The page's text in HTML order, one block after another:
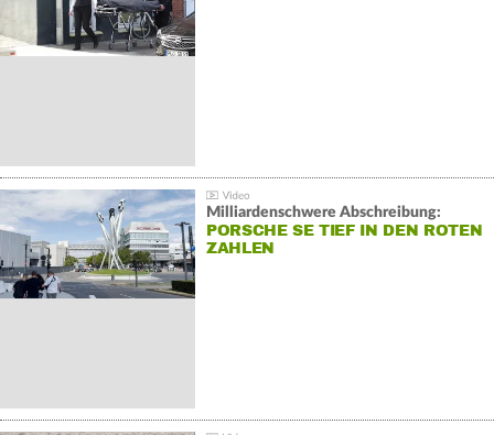
Milliardenschwere Abschreibung:
PORSCHE SE TIEF IN DEN ROTEN
ZAHLEN